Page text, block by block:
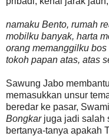
namaku Bento, rumah
mobilku banyak, harta
orang memanggilku bos
tokoh papan atas, atas
Sawung Jabo
memasukkan unsur
beredar ke pasar,
Bongkarjuga jadi salah
bertanya-tanya apakah